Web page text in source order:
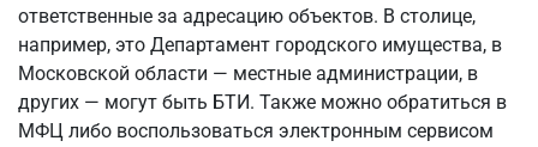
ответственные за адресацию объектов. В столице,
например, это Департамент городского имущества, в
Московской области — местные администрации, в
других — могут быть БТИ. Также можно обратиться в
МФЦ либо воспользоваться электронным сервисом